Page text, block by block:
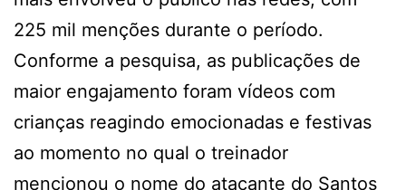
225 mil menções durante o período.
Conforme a pesquisa, as publicações de
maior engajamento foram vídeos com
crianças reagindo emocionadas e festivas
ao momento no qual o treinador
mencionou o nome do atacante do Santos